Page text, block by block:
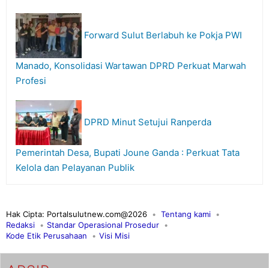
Forward Sulut Berlabuh ke Pokja PWI
Manado, Konsolidasi Wartawan DPRD Perkuat Marwah
Profesi
DPRD Minut Setujui Ranperda
Pemerintah Desa, Bupati Joune Ganda : Perkuat Tata
Kelola dan Pelayanan Publik
Hak Cipta: Portalsulutnew.com@2026
Tentang kami
Redaksi
Standar Operasional Prosedur
Kode Etik Perusahaan
Visi Misi